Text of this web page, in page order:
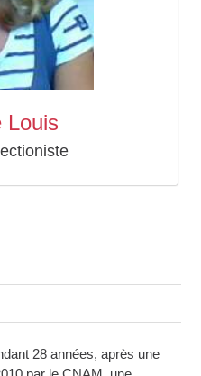
Louis
28 années, après une